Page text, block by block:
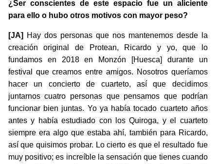
¿Ser conscientes de este espacio fue un aliciente
para ello o hubo otros motivos con mayor peso?
[JA]
Hay dos personas que nos mantenemos desde la
creación original de Protean, Ricardo y yo, que lo
fundamos en 2018 en Monzón [Huesca] durante un
festival que creamos entre amigos. Nosotros queríamos
hacer un concierto de cuarteto, así que decidimos
juntarnos cuatro personas que pensamos que podrían
funcionar bien juntas. Yo ya había tocado cuarteto años
antes y había estudiado con los Quiroga, y el cuarteto
siempre era algo que estaba ahí, también para Ricardo,
así que quisimos probar. Lo cierto es que el resultado fue
muy positivo; es increíble la sensación que tienes cuando